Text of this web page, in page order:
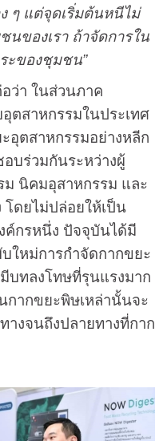
ๆ แต่จุดเริ่มต้นหนีไม่
นของเรา ถ้าจัดการใน
ะของชุมชน”
า ในส่วนภาค
ตสาหกรรมในประเทศ
อุตสาหกรรมอย่างหลีก
อบร่วมกันระหว่างผู้
ม นิคมอุสาหกรรม และ
โดยไม่ปล่อยให้เป็น
ค์กรหนึ่ง ปัจจุบันได้มี
ใหม่การกำจัดกากขยะ
บทลงโทษที่รุนแรงมาก
ากขยะพิษเหล่านั้นจะ
งจนถึงปลายทางที่กาก